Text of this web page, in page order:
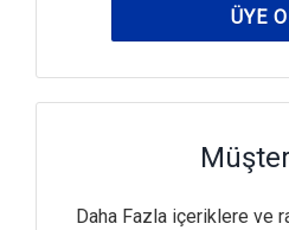
ÜYE
Daha Fazla içeriklere ve